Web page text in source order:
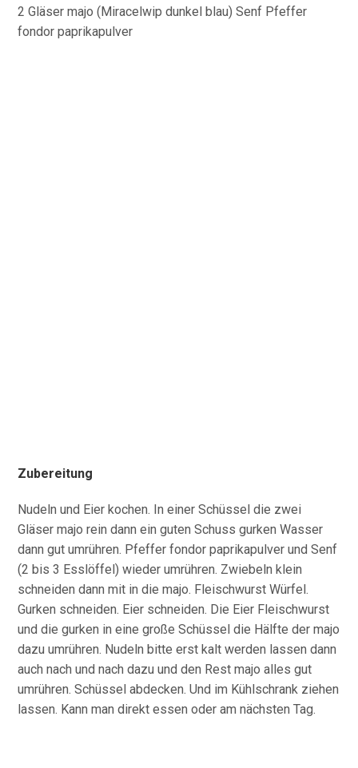
2 Gläser majo (Miracelwip dunkel blau) Senf Pfeffer
fondor paprikapulver
Zubereitung
Nudeln und Eier kochen. In einer Schüssel die zwei
Gläser majo rein dann ein guten Schuss gurken Wasser
dann gut umrühren. Pfeffer fondor paprikapulver und Senf
(2 bis 3 Esslöffel) wieder umrühren. Zwiebeln klein
schneiden dann mit in die majo. Fleischwurst Würfel.
Gurken schneiden. Eier schneiden. Die Eier Fleischwurst
und die gurken in eine große Schüssel die Hälfte der majo
dazu umrühren. Nudeln bitte erst kalt werden lassen dann
auch nach und nach dazu und den Rest majo alles gut
umrühren. Schüssel abdecken. Und im Kühlschrank ziehen
lassen. Kann man direkt essen oder am nächsten Tag.